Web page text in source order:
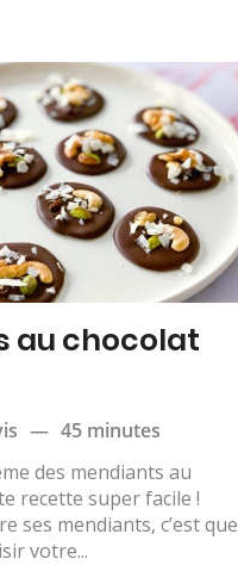
au chocolat
— 45 minutes
des mendiants au
recette super facile !
ses mendiants, c’est que
votre...